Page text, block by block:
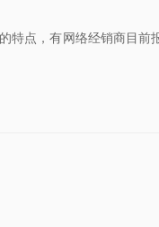
特点，有网络经销商目